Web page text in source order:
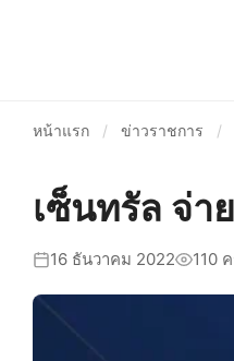
หน้าแรก / ข่าวราชการ /
เซ็นทรัล จ่
16 ธันวาคม 2022 110